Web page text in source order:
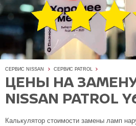
СЕРВИС NISSAN СЕРВИС PATROL
ЦЕНЫ НА
NISSAN PATROL
Калькулятор стоимости замены ламп